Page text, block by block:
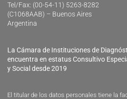
Tel/Fax: (00-54-11) 5263-8282
(C1068AAB) – Buenos Aires
Argentina
La Cámara de Instituciones de
encuentra en estatus Consultivo
y Social desde 2019
El titular de los datos personales tiene la